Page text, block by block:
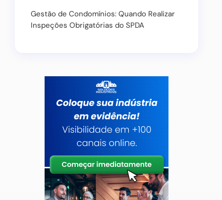
Gestão de Condomínios: Quando Realizar
Inspeções Obrigatórias do SPDA